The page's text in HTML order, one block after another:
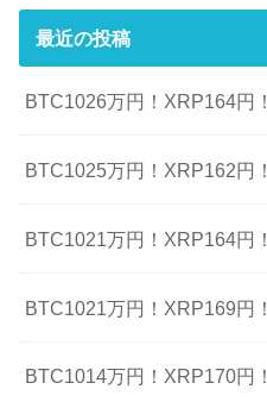
最近の投稿
BTC1026万円！XRP164円！
BTC1025万円！XRP162円！
BTC1021万円！XRP164円！
BTC1021万円！XRP169円！
BTC1014万円！XRP170円！